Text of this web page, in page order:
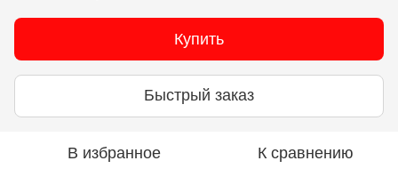
Купить
Быстрый заказ
В избранное К сравнению